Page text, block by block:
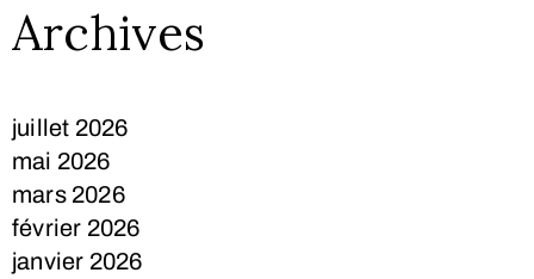
Archives
juillet 2026
mai 2026
mars 2026
février 2026
janvier 2026